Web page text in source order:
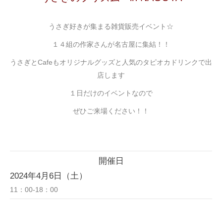
うさぎ好きが集まる雑貨販売イベント☆
１４組の作家さんが名古屋に集結！！
うさぎとCafeもオリジナルグッズと人気のタピオカドリンクで出
店します
１日だけのイベントなので
ぜひご来場ください！！
開催日
2024年4月6日（土）
11：00-18：00